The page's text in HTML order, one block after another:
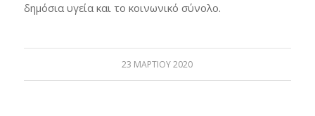
δημόσια υγεία και το κοινωνικό σύνολο.
23 ΜΑΡΤΊΟΥ 2020